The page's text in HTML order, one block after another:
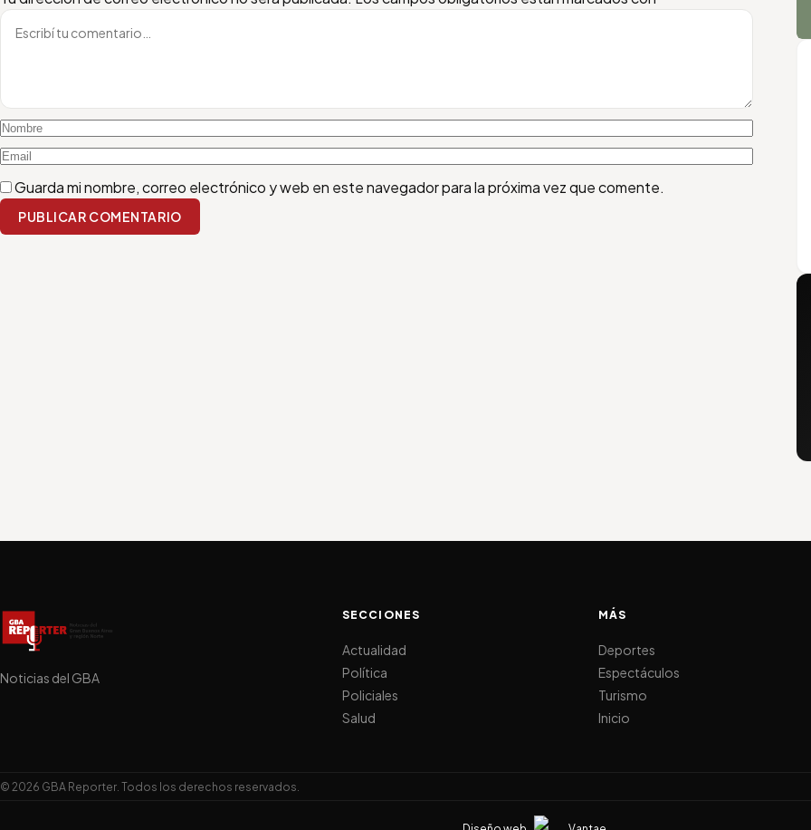
Guarda mi nombre, correo electrónico y web en este navegador para la próxima vez que comente.
PUBLICAR COMENTARIO
Noticias del GBA
SECCIONES
Actualidad
Política
Policiales
Salud
MÁS
Deportes
Espectáculos
Turismo
Inicio
© 2026 GBA Reporter. Todos los derechos reservados.